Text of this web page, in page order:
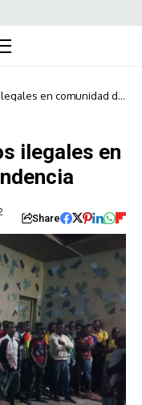
ilegales en
Share